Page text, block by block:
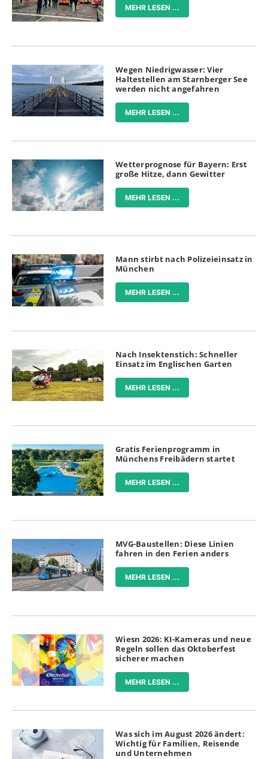
MEHR LESEN ...
Wegen Niedrigwasser: Vier
Haltestellen am Starnberger See
werden nicht angefahren
MEHR LESEN ...
Wetterprognose für Bayern: Erst
große Hitze, dann Gewitter
MEHR LESEN ...
Mann stirbt nach Polizeieinsatz in
München
MEHR LESEN ...
Nach Insektenstich: Schneller
Einsatz im Englischen Garten
MEHR LESEN ...
Gratis Ferienprogramm in
Münchens Freibädern startet
MEHR LESEN ...
MVG-Baustellen: Diese Linien
fahren in den Ferien anders
MEHR LESEN ...
Wiesn 2026: KI-Kameras und neue
Regeln sollen das Oktoberfest
sicherer machen
MEHR LESEN ...
Was sich im August 2026 ändert:
Wichtig für Familien, Reisende
und Unternehmen